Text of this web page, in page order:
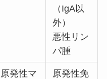
（IgA以
外）
悪性リン
パ腫
原発性マ
原発性免